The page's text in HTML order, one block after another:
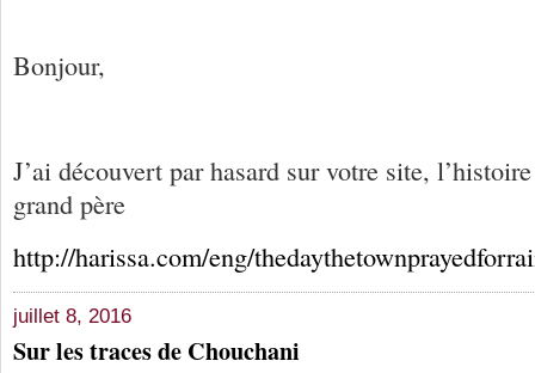
Bonjour,
J’ai découvert par hasard sur votre site,
grand père
http://harissa.com/eng/
juillet 8, 2016
Sur les traces de Chouchani